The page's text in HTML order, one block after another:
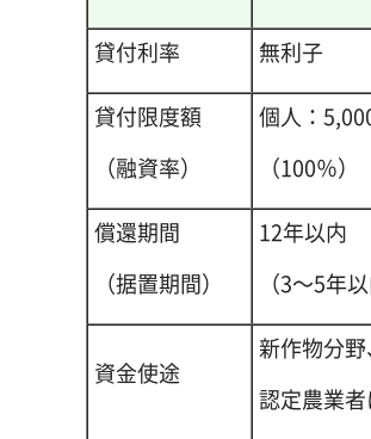
貸付利率
無利子
貸付限度額
（融資率）
個人：
（100％）
償還期間
（据置期間）
12年以内
（3～5年以
資金使途
新作物分
認定農業